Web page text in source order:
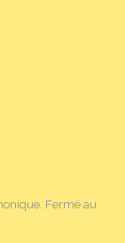
Fermé au